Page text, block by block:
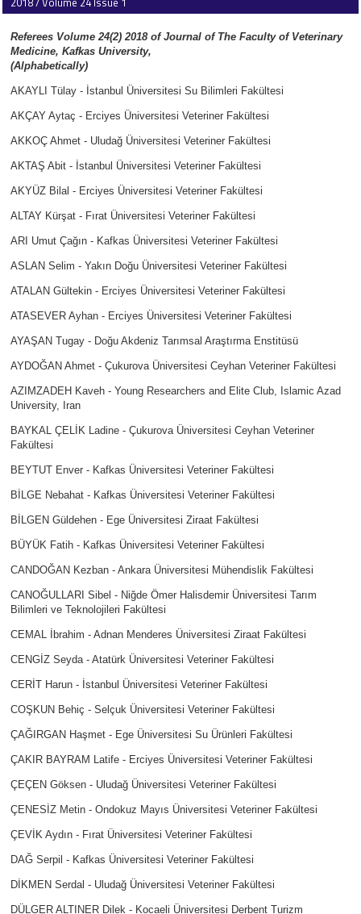
Referees Volume 24(2) 2018 of Journal of The Faculty of Veterinary
Medicine, Kafkas University,
(Alphabetically)
AKAYLI Tülay - İstanbul Üniversitesi Su Bilimleri Fakültesi
AKÇAY Aytaç - Erciyes Üniversitesi Veteriner Fakültesi
AKKOÇ Ahmet - Uludağ Üniversitesi Veteriner Fakültesi
AKTAŞ Abit - İstanbul Üniversitesi Veteriner Fakültesi
AKYÜZ Bilal - Erciyes Üniversitesi Veteriner Fakültesi
ALTAY Kürşat - Fırat Üniversitesi Veteriner Fakültesi
ARI Umut Çağın - Kafkas Üniversitesi Veteriner Fakültesi
ASLAN Selim - Yakın Doğu Üniversitesi Veteriner Fakültesi
ATALAN Gültekin - Erciyes Üniversitesi Veteriner Fakültesi
ATASEVER Ayhan - Erciyes Üniversitesi Veteriner Fakültesi
AYAŞAN Tugay - Doğu Akdeniz Tarımsal Araştırma Enstitüsü
AYDOĞAN Ahmet - Çukurova Üniversitesi Ceyhan Veteriner Fakültesi
AZIMZADEH Kaveh - Young Researchers and Elite Club, Islamic Azad
University, Iran
BAYKAL ÇELİK Ladine - Çukurova Üniversitesi Ceyhan Veteriner
Fakültesi
BEYTUT Enver - Kafkas Üniversitesi Veteriner Fakültesi
BİLGE Nebahat - Kafkas Üniversitesi Veteriner Fakültesi
BİLGEN Güldehen - Ege Üniversitesi Ziraat Fakültesi
BÜYÜK Fatih - Kafkas Üniversitesi Veteriner Fakültesi
CANDOĞAN Kezban - Ankara Üniversitesi Mühendislik Fakültesi
CANOĞULLARI Sibel - Niğde Ömer Halisdemir Üniversitesi Tarım
Bilimleri ve Teknolojileri Fakültesi
CEMAL İbrahim - Adnan Menderes Üniversitesi Ziraat Fakültesi
CENGİZ Seyda - Atatürk Üniversitesi Veteriner Fakültesi
CERİT Harun - İstanbul Üniversitesi Veteriner Fakültesi
COŞKUN Behiç - Selçuk Üniversitesi Veteriner Fakültesi
ÇAĞIRGAN Haşmet - Ege Üniversitesi Su Ürünleri Fakültesi
ÇAKIR BAYRAM Latife - Erciyes Üniversitesi Veteriner Fakültesi
ÇEÇEN Göksen - Uludağ Üniversitesi Veteriner Fakültesi
ÇENESİZ Metin - Ondokuz Mayıs Üniversitesi Veteriner Fakültesi
ÇEVİK Aydın - Fırat Üniversitesi Veteriner Fakültesi
DAĞ Serpil - Kafkas Üniversitesi Veteriner Fakültesi
DİKMEN Serdal - Uludağ Üniversitesi Veteriner Fakültesi
DÜLGER ALTINER Dilek - Kocaeli Üniversitesi Derbent Turizm